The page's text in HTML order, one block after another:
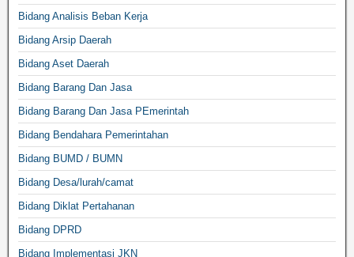
Bidang Analisis Beban Kerja
Bidang Arsip Daerah
Bidang Aset Daerah
Bidang Barang Dan Jasa
Bidang Barang Dan Jasa PEmerintah
Bidang Bendahara Pemerintahan
Bidang BUMD / BUMN
Bidang Desa/lurah/camat
Bidang Diklat Pertahanan
Bidang DPRD
Bidang Implementasi JKN